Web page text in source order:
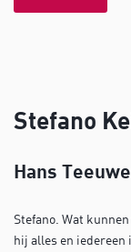
Stefano
Hans
Stefano. Wat
hij alles en